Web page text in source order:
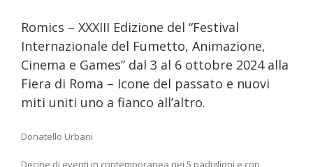
Romics – XXXIII Edizione del “Festival
Internazionale del Fumetto, Animazione,
Cinema e Games” dal 3 al 6 ottobre 2024 alla
Fiera di Roma – Icone del passato e nuovi
miti uniti uno a fianco all’altro.
Donatello Urbani
Decine di eventi in contemporanea nei 5 padiglioni e con